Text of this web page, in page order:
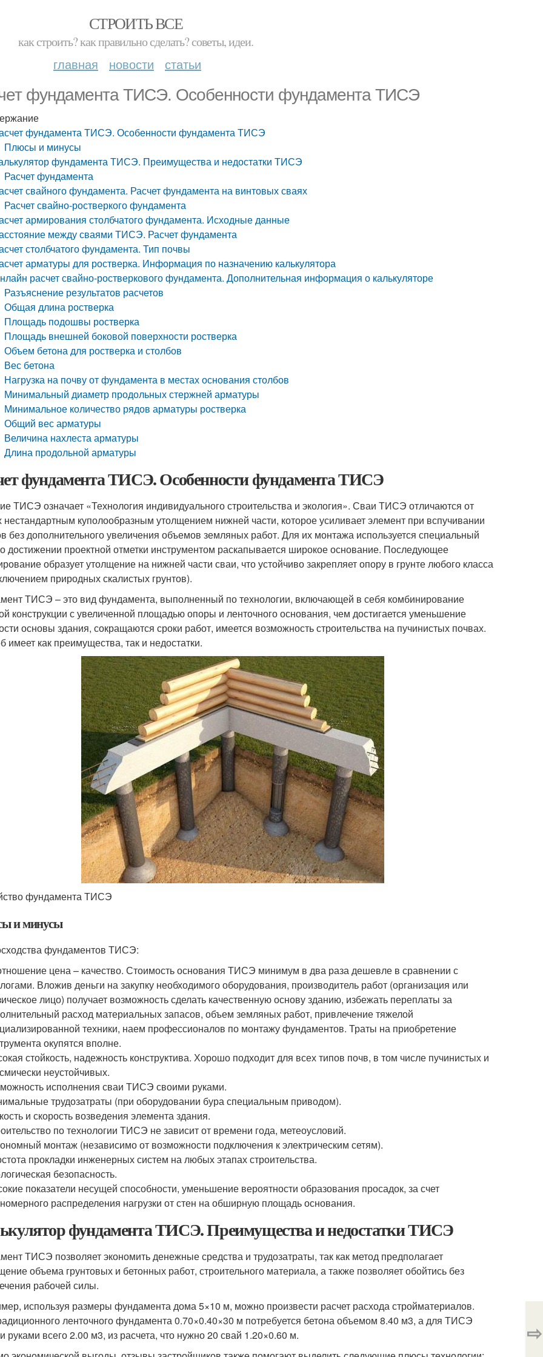
СТРОИТЬ ВСЕ
как строить? как правильно сделать? советы, идеи.
главная новости статьи
фундамента ТИСЭ. Особенности фундамента ТИСЭ
фундамента ТИСЭ. Особенности фундамента ТИСЭ
Плюсы и минусы
фундамента ТИСЭ. Преимущества и недостатки ТИСЭ
Расчет фундамента
свайного фундамента. Расчет фундамента на винтовых сваях
Расчет свайно-ростверкого фундамента
армирования столбчатого фундамента. Исходные данные
между сваями ТИСЭ. Расчет фундамента
столбчатого фундамента. Тип почвы
арматуры для ростверка. Информация по назначению калькулятора
расчет свайно-ростверкового фундамента. Дополнительная информация о калькуляторе
Разъяснение результатов расчетов
Общая длина ростверка
Площадь подошвы ростверка
Площадь внешней боковой поверхности ростверка
Объем бетона для ростверка и столбов
Вес бетона
Нагрузка на почву от фундамента в местах основания столбов
Минимальный диаметр продольных стержней арматуры
Минимальное количество рядов арматуры ростверка
Общий вес арматуры
Величина нахлеста арматуры
Длина продольной арматуры
фундамента ТИСЭ. Особенности фундамента ТИСЭ
ТИСЭ означает «Технология индивидуального строительства и экология». Сваи ТИСЭ отличаются от
нестандартным куполообразным утолщением нижней части, которое усиливает элемент при вспучивании
без дополнительного увеличения объемов земляных работ. Для их монтажа используется специальный
достижении проектной отметки инструментом раскапывается широкое основание. Последующее
образует утолщение на нижней части сваи, что устойчиво закрепляет опору в грунте любого класса
природных скалистых грунтов).
ТИСЭ – это вид фундамента, выполненный по технологии, включающей в себя комбинирование
конструкции с увеличенной площадью опоры и ленточного основания, чем достигается уменьшение
основы здания, сокращаются сроки работ, имеется возможность строительства на пучинистых почвах.
имеет как преимущества, так и недостатки.
фундамента ТИСЭ
и минусы
фундаментов ТИСЭ:
цена – качество. Стоимость основания ТИСЭ минимум в два раза дешевле в сравнении с
Вложив деньги на закупку необходимого оборудования, производитель работ (организация или
лицо) получает возможность сделать качественную основу зданию, избежать переплаты за
расход материальных запасов, объем земляных работ, привлечение тяжелой
техники, наем профессионалов по монтажу фундаментов. Траты на приобретение
окупятся вполне.
стойкость, надежность конструктива. Хорошо подходит для всех типов почв, в том числе пучинистых и
неустойчивых.
исполнения сваи ТИСЭ своими руками.
трудозатраты (при оборудовании бура специальным приводом).
и скорость возведения элемента здания.
по технологии ТИСЭ не зависит от времени года, метеоусловий.
монтаж (независимо от возможности подключения к электрическим сетям).
прокладки инженерных систем на любых этапах строительства.
безопасность.
показатели несущей способности, уменьшение вероятности образования просадок, за счет
распределения нагрузки от стен на обширную площадь основания.
фундамента ТИСЭ. Преимущества и недостатки ТИСЭ
ТИСЭ позволяет экономить денежные средства и трудозатраты, так как метод предполагает
объема грунтовых и бетонных работ, строительного материала, а также позволяет обойтись без
рабочей силы.
используя размеры фундамента дома 5×10 м, можно произвести расчет расхода стройматериалов.
ленточного фундамента 0.70×0.40×30 м потребуется бетона объемом 8.40 м3, а для ТИСЭ
руками всего 2.00 м3, из расчета, что нужно 20 свай 1.20×0.60 м.
⇨